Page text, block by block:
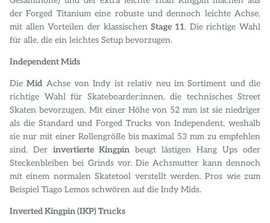
der Forged Titanium eine robuste und dennoch leichte Achse,
mit allen Vorteilen der klassischenStage 11. Die richtige Wahl
für alle, die ein leichtes Setup bevorzugen.
Independent Mids
DieMid Achse von Indy ist relativ neu im Sortiment und die
richtige Wahl für Skateboarder:innen, die technisches Street
Skaten bevorzugen. Mit einer Höhe von 52 mm ist sie niedriger
als die Standard und Forged Trucks von Independent, weshalb
sie nur mit einer Rollengröße bis maximal 53 mm zu empfehlen
sind. Der invertierte Kingpin beugt lästigen Hang Ups oder
Steckenbleiben bei Grinds vor. Die Achsmutter kann dennoch
mit einem normalen Skatetool verstellt werden. Pros wie zum
Beispiel Tiago Lemos schwören auf die Indy Mids.
Inverted Kingpin (IKP) Trucks